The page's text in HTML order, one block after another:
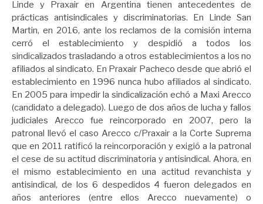
Linde y Praxair en Argentina tienen antecedentes de
prácticas antisindicales y discriminatorias. En Linde San
Martin, en 2016, ante los reclamos de la comisión interna
cerró el establecimiento y despidió a todos los
sindicalizados trasladando a otros establecimientos a los no
afiliados al sindicato. En Praxair Pacheco desde que abrió el
establecimiento en 1996 nunca hubo afiliados al sindicato.
En 2005 para impedir la sindicalización echó a Maxi Arecco
(candidato a delegado). Luego de dos años de lucha y fallos
judiciales Arecco fue reincorporado en 2007, pero la
patronal llevó el caso Arecco c/Praxair a la Corte Suprema
que en 2011 ratificó la reincorporación y exigió a la patronal
el cese de su actitud discriminatoria y antisindical. Ahora, en
el mismo establecimiento en una actitud revanchista y
antisindical, de los 6 despedidos 4 fueron delegados en
años anteriores (entre ellos Arecco nuevamente) o